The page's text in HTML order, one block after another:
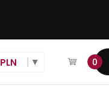
PLN 0